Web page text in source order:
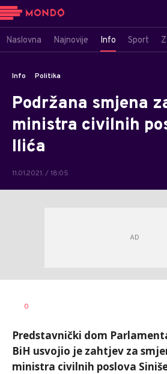
Naslovna Najnovije Info Sport
Info Politika
Podržana smjena
ministra civilnih
Ilića
11.01.2021. / 18:05
AUTOR
0
Predstavnički dom
BiH usvojio je zahtjev za
ministra civilnih poslova